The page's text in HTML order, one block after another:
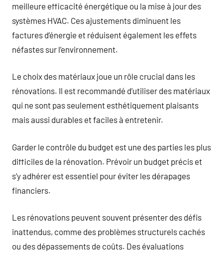
meilleure efficacité énergétique ou la mise à jour des
systèmes HVAC. Ces ajustements diminuent les
factures d’énergie et réduisent également les effets
néfastes sur l’environnement.
Le choix des matériaux joue un rôle crucial dans les
rénovations. Il est recommandé d’utiliser des matériaux
qui ne sont pas seulement esthétiquement plaisants
mais aussi durables et faciles à entretenir.
Garder le contrôle du budget est une des parties les plus
difficiles de la rénovation. Prévoir un budget précis et
s’y adhérer est essentiel pour éviter les dérapages
financiers.
Les rénovations peuvent souvent présenter des défis
inattendus, comme des problèmes structurels cachés
ou des dépassements de coûts. Des évaluations